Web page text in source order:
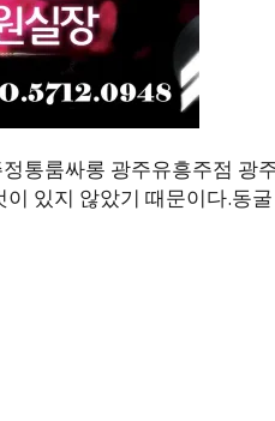
통룸싸롱 광주유흥주점 광
이 있지 않았기 때문이다.동